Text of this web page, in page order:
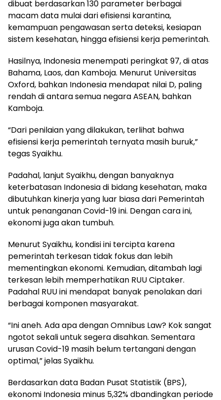
dibuat berdasarkan 130 parameter berbagai
macam data mulai dari efisiensi karantina,
kemampuan pengawasan serta deteksi, kesiapan
sistem kesehatan, hingga efisiensi kerja pemerintah.
Hasilnya, Indonesia menempati peringkat 97, di atas
Bahama, Laos, dan Kamboja. Menurut Universitas
Oxford, bahkan Indonesia mendapat nilai D, paling
rendah di antara semua negara ASEAN, bahkan
Kamboja.
“Dari penilaian yang dilakukan, terlihat bahwa
efisiensi kerja pemerintah ternyata masih buruk,”
tegas Syaikhu.
Padahal, lanjut Syaikhu, dengan banyaknya
keterbatasan Indonesia di bidang kesehatan, maka
dibutuhkan kinerja yang luar biasa dari Pemerintah
untuk penanganan Covid-19 ini. Dengan cara ini,
ekonomi juga akan tumbuh.
Menurut Syaikhu, kondisi ini tercipta karena
pemerintah terkesan tidak fokus dan lebih
mementingkan ekonomi. Kemudian, ditambah lagi
terkesan lebih memperhatikan RUU Ciptaker.
Padahal RUU ini mendapat banyak penolakan dari
berbagai komponen masyarakat.
“Ini aneh. Ada apa dengan Omnibus Law? Kok sangat
ngotot sekali untuk segera disahkan. Sementara
urusan Covid-19 masih belum tertangani dengan
optimal,” jelas Syaikhu.
Berdasarkan data Badan Pusat Statistik (BPS),
ekonomi Indonesia minus 5,32% dbandingkan periode